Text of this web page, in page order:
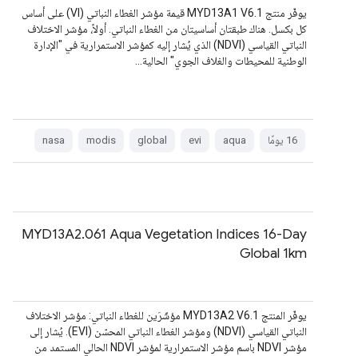
يوفّر منتج MYD13A1 V6.1 قيمة مؤشر الغطاء النباتي (VI) على أساس
كل بكسل. هناك طبقتان أساسيتان من الغطاء النباتي. أولاً، مؤشر الاختلاف
النباتي القياسي (NDVI) الذي يُشار إليه كمؤشر الاستمرارية في "الإدارة
الوطنية للمحيطات والغلاف الجوي" الحالية…
‫16 يومًا aqua
evi
global
modis
nasa
MYD13A2.061 Aqua Vegetation Indices 16-Day
Global 1km
يوفّر المنتج MYD13A2 V6.1 مؤشّرَين للغطاء النباتي: مؤشر الاختلاف
النباتي القياسي (NDVI) ومؤشر الغطاء النباتي المحسّن (EVI). يُشار إلى
مؤشر NDVI باسم مؤشر الاستمرارية لمؤشر NDVI الحالي المستمد من